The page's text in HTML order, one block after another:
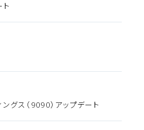
グス（9090）アップデート